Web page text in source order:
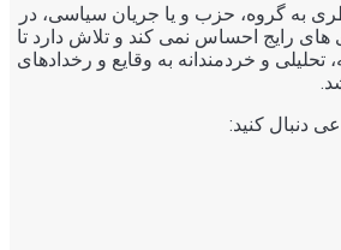
به گروه، حزب و یا جریان سیاسی، در
رایج احساس نمی کند و تلاش دارد تا
تحلیلی و خردمندانه به وقایع و رخدادهای
دنبال کنید: